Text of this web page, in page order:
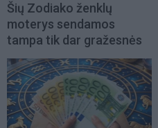
Šių Zodiako ženklų
moterys sendamos
tampa tik dar gražesnės